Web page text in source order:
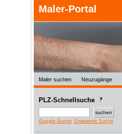
Maler-Portal
Maler suchen Neuzugänge
PLZ-Schnellsuche
Google Suche Erweiterte Suche